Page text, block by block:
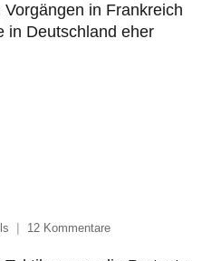
in Frankreich
in Deutschland eher
12 Kommentare